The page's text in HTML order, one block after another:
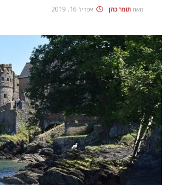
מאת תומר כהן אפריל 16, 2019